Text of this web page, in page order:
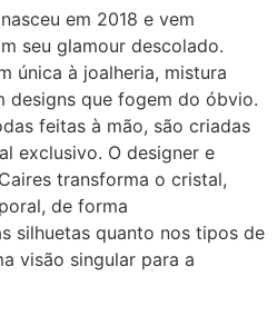
em 2018 e vem
seu glamour descolado.
única à joalheria, mistura
designs que fogem do óbvio.
feitas à mão, são criadas
exclusivo. O designer e
transforma o cristal,
de forma
silhuetas quanto nos tipos de
visão singular para a